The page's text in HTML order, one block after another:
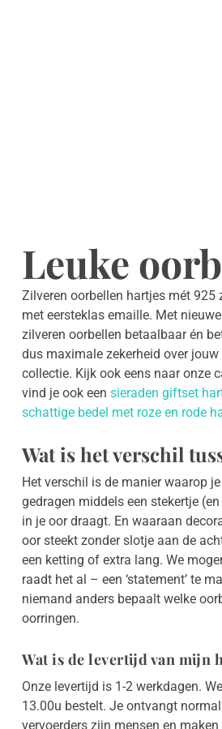
Leuke
Zilveren oorbellen hartjes mét
met eersteklas emaille. Met
zilveren oorbellen betaalbaar én
dus maximale zekerheid over
collectie. Kijk ook eens naar onze
vind je ook een sieraden giftset
schattige bedel met roze en rode
Wat is het verschil
Het verschil is de manier waarop
gedragen middels een stekertje
in je oor draagt. En waaraan
oor steekt zonder slotje aan de
een ketting of extra lang. We
raadt het al – een ‘statement’ te
niemand anders bepaalt welke
oorringen.
Wat is de levertijd van mijn
Onze levertijd is 1-2 werkdagen.
13.00u bestelt. Je ontvangt
vervoerders zijn mensen en